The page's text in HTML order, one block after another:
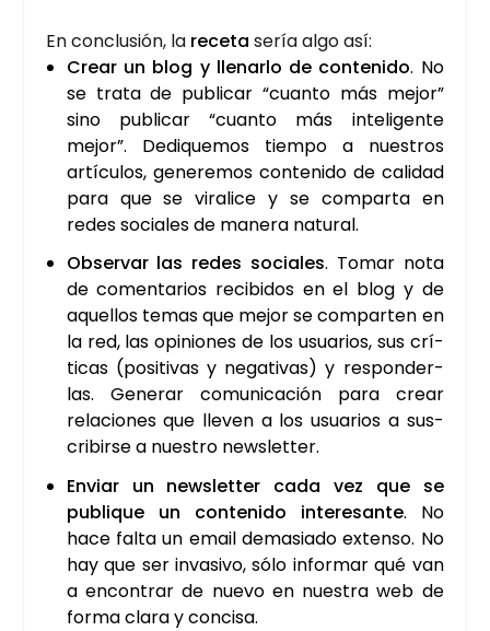
En con­clu­sión, la rece­ta sería algo así:
Crear un blog y lle­nar­lo de con­te­ni­do. No
se tra­ta de publi­car “cuan­to más mejor”
sino publi­car “cuan­to más inte­li­gen­te
mejor”. Dedi­que­mos tiem­po a nues­tros
artícu­los, gene­re­mos con­te­ni­do de cali­dad
para que se vira­li­ce y se com­par­ta en
redes socia­les de mane­ra natu­ral.
Obser­var las redes socia­les. Tomar nota
de comen­ta­rios reci­bi­dos en el blog y de
aque­llos temas que mejor se com­par­ten en
la red, las opi­nio­nes de los usua­rios, sus crí­
ti­cas (posi­ti­vas y nega­ti­vas) y res­pon­der­
las. Gene­rar comu­ni­ca­ción para crear
rela­cio­nes que lle­ven a los usua­rios a sus­
cri­bir­se a nues­tro news­let­ter.
Enviar un news­let­ter cada vez que se
publi­que un con­te­ni­do intere­san­te. No
hace fal­ta un email dema­sia­do exten­so. No
hay que ser inva­si­vo, sólo infor­mar qué van
a encon­trar de nue­vo en nues­tra web de
for­ma cla­ra y con­ci­sa.